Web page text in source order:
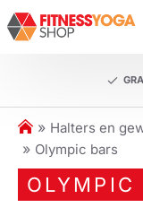
h
o
m
e
Halters en
Olympic bars
OLYMPIC